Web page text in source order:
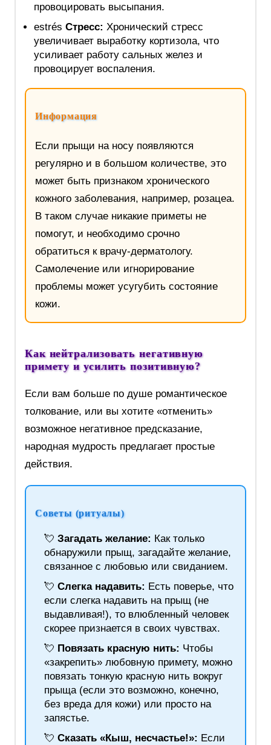
провоцировать высыпания.
estrés Стресс: Хронический стресс
увеличивает выработку кортизола, что
усиливает работу сальных желез и
провоцирует воспаления.
Информация
Если прыщи на носу появляются
регулярно и в большом количестве, это
может быть признаком хронического
кожного заболевания, например, розацеа.
В таком случае никакие приметы не
помогут, и необходимо срочно
обратиться к врачу-дерматологу.
Самолечение или игнорирование
проблемы может усугубить состояние
кожи.
Как нейтрализовать негативную
примету и усилить позитивную?
Если вам больше по душе романтическое
толкование, или вы хотите «отменить»
возможное негативное предсказание,
народная мудрость предлагает простые
действия.
Советы (ритуалы)
💘 Загадать желание: Как только
обнаружили прыщ, загадайте желание,
связанное с любовью или свиданием.
💘 Слегка надавить: Есть поверье, что
если слегка надавить на прыщ (не
выдавливая!), то влюбленный человек
скорее признается в своих чувствах.
💘 Повязать красную нить: Чтобы
«закрепить» любовную примету, можно
повязать тонкую красную нить вокруг
прыща (если это возможно, конечно,
без вреда для кожи) или просто на
запястье.
💘 Сказать «Кыш, несчастье!»: Если